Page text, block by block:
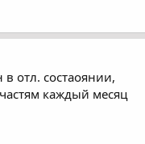
отл. состаоянии,
каждый месяц